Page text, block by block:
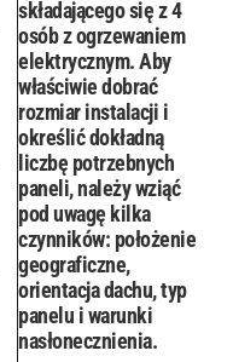
składającego się z 4
osób z ogrzewaniem
elektrycznym. Aby
właściwie dobrać
rozmiar instalacji i
określić dokładną
liczbę potrzebnych
paneli, należy wziąć
pod uwagę kilka
czynników: położenie
geograficzne,
orientacja dachu, typ
panelu i warunki
nasłonecznienia.